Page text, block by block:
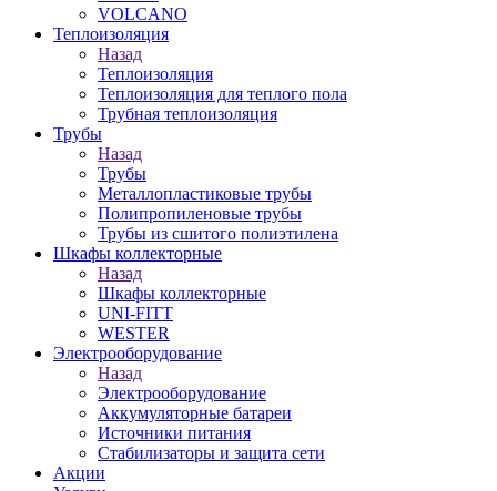
VOLCANO
Теплоизоляция
Назад
Теплоизоляция
Теплоизоляция для теплого пола
Трубная теплоизоляция
Трубы
Назад
Трубы
Металлопластиковые трубы
Полипропиленовые трубы
Трубы из сшитого полиэтилена
Шкафы коллекторные
Назад
Шкафы коллекторные
UNI-FITT
WESTER
Электрооборудование
Назад
Электрооборудование
Аккумуляторные батареи
Источники питания
Стабилизаторы и защита сети
Акции